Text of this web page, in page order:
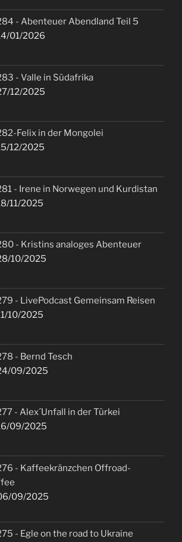
- Abenteuer Abendland Teil 5
01/2026
- Valle in Südafrika
12/2025
Felix in der Mongolei
12/2025
- Irene in Norwegen und Kurdistan
11/2025
- Kristins analoges Abenteuer
10/2025
- LivePodcast Gemeinsam Reisen
10/2025
- Bernd Tesch
09/2025
- Alex´Unfall in der Türkei
09/2025
- Kaffeekränzchen Offroad-
09/2025
- Egle on the road to Ukraine